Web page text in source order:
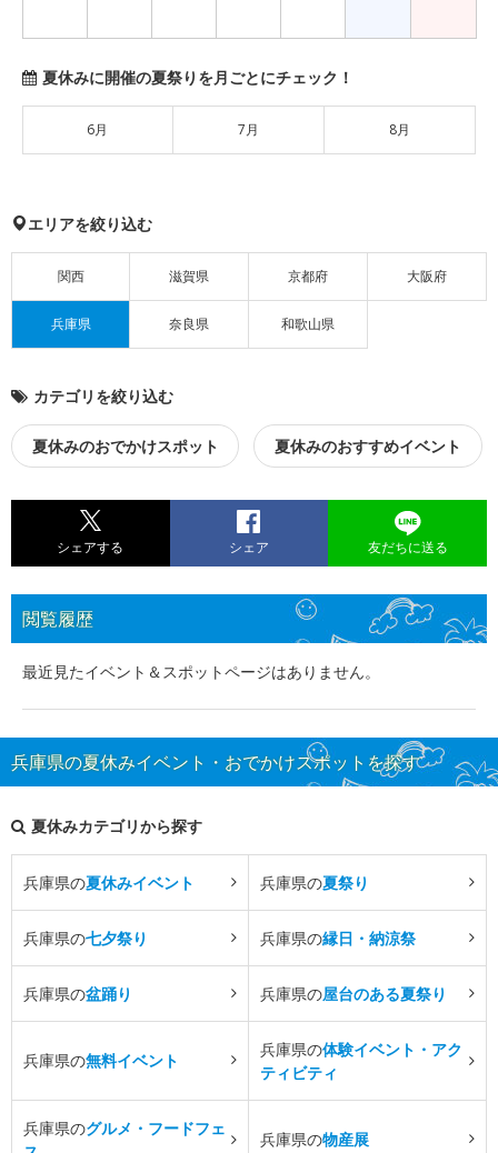
夏休みに開催の夏祭りを月ごとにチェック！
6月 7月 8月
エリアを絞り込む
関西 滋賀県 京都府 大阪府
兵庫県 奈良県 和歌山県
カテゴリを絞り込む
夏休みのおでかけスポット 夏休みのおすすめイベント
シェアする シェア 友だちに送る
閲覧履歴
最近見たイベント＆スポットページはありません。
兵庫県の夏休みイベント・おでかけスポットを探す
夏休みカテゴリから探す
兵庫県の夏休みイベント 兵庫県の夏祭り
兵庫県の七夕祭り 兵庫県の縁日・納涼祭
兵庫県の盆踊り 兵庫県の屋台のある夏祭り
兵庫県の無料イベント
兵庫県の体験イベント・アク
ティビティ
兵庫県のグルメ・フードフェ
兵庫県の物産展